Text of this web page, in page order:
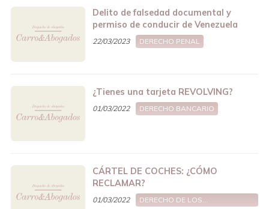
Delito de falsedad documental y
permiso de conducir de Venezuela
22/03/2023 DERECHO PENAL
¿Tienes una tarjeta REVOLVING?
01/03/2022 DERECHO BANCARIO
CÁRTEL DE COCHES: ¿CÓMO
RECLAMAR?
01/03/2022
DERECHO DE LOS